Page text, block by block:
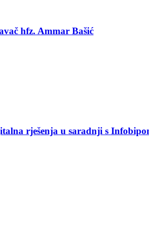
hfz. Ammar Bašić
rješenja u saradnji s